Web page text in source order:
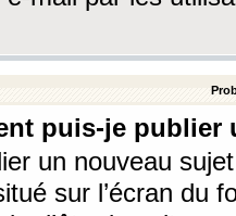
puis-je
un nouveau
sur l’écran du